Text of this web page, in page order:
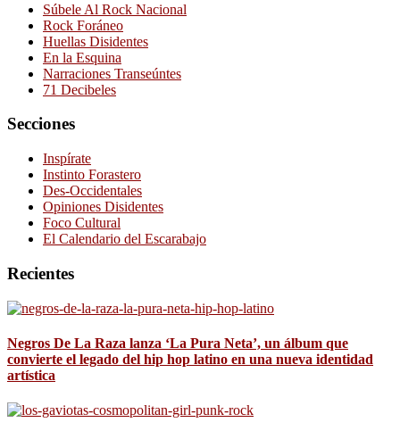
Súbele Al Rock Nacional
Rock Foráneo
Huellas Disidentes
En la Esquina
Narraciones Transeúntes
71 Decibeles
Secciones
Inspírate
Instinto Forastero
Des-Occidentales
Opiniones Disidentes
Foco Cultural
El Calendario del Escarabajo
Recientes
Negros De La Raza lanza ‘La Pura Neta’, un álbum que
convierte el legado del hip hop latino en una nueva identidad
artística